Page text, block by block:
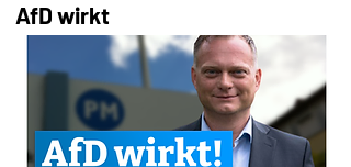
AfD wirkt